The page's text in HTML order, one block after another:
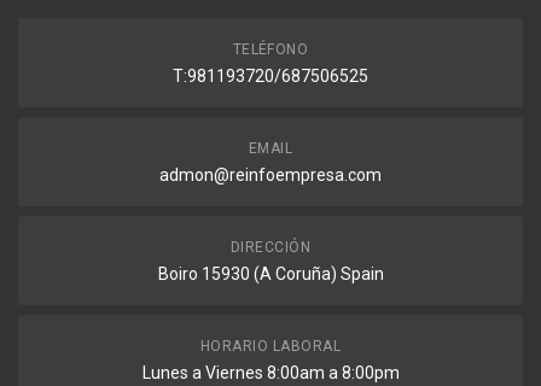
TELÉFONO
T:981193720/687506525
EMAIL
admon@reinfoempresa.com
DIRECCIÓN
Boiro 15930 (A Coruña) Spain
HORARIO LABORAL
Lunes a Viernes 8:00am a 8:00pm